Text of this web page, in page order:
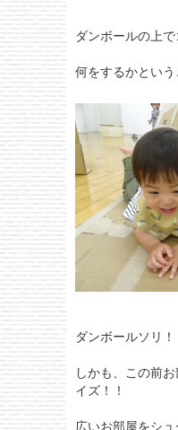
ダンボールの上
何をするかという
ダンボールソリ！
しかも、この前
イズ！！
広いお部屋をシュ